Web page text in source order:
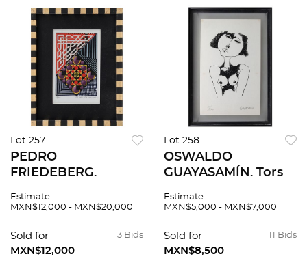
Lot 257
PEDRO
FRIEDEBERG.
Firmada. Serigrafía
med tot 32.5 x 25 cm
obra enmarcada.
Estimate
MXN$12,000 - MXN$20,000
3 Bids
Sold for
MXN$12,000
Lot 258
OSWALDO
GUAYASAMÍN. Torso
Serigrafía 27 / 175. 37
totales. Con
certificado.
Estimate
MXN$5,000 - MXN$7,000
11 Bids
Sold for
MXN$8,500